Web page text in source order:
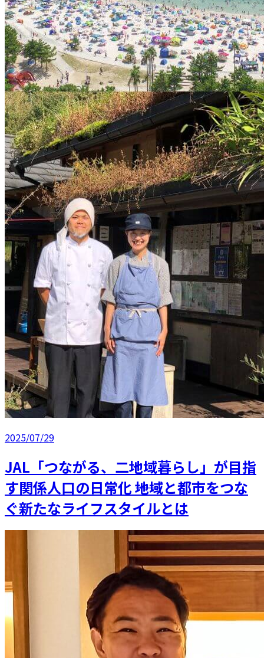
2025/07/29
JAL「つながる、二地域暮らし」が目指
す関係人口の日常化 ――地域と都市をつな
ぐ新たなライフスタイルとは